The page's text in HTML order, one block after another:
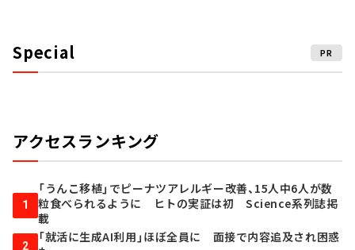
Special PR
アクセスランキング
1
「うんこ移植」でピーナツアレルギー改善、15人中6人が数
粒食べられるように ヒトの実証は初 Science系列誌掲
載
2
「就活に生成AI利用」ほぼ全員に 面接で内容追及され困惑